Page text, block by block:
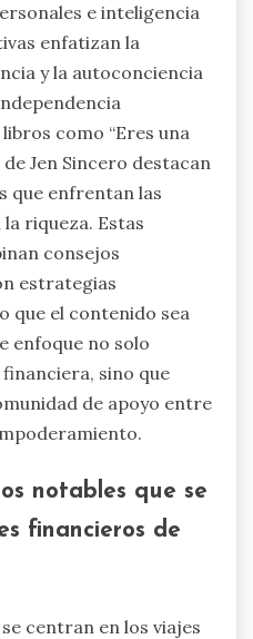
e inteligencia
enfatizan la
y la autoconciencia
como “Eres una
Jen Sincero destacan
que enfrentan las
riqueza. Estas
consejos
estrategias
que el contenido sea
enfoque no solo
sino que
de apoyo entre
notables que se
financieros de
centran en los viajes